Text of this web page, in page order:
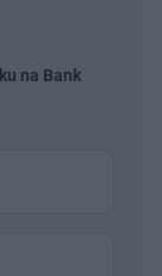
na Bank